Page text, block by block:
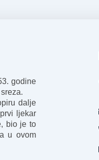
godine
dalje
ljekar
bio je to
u ovom